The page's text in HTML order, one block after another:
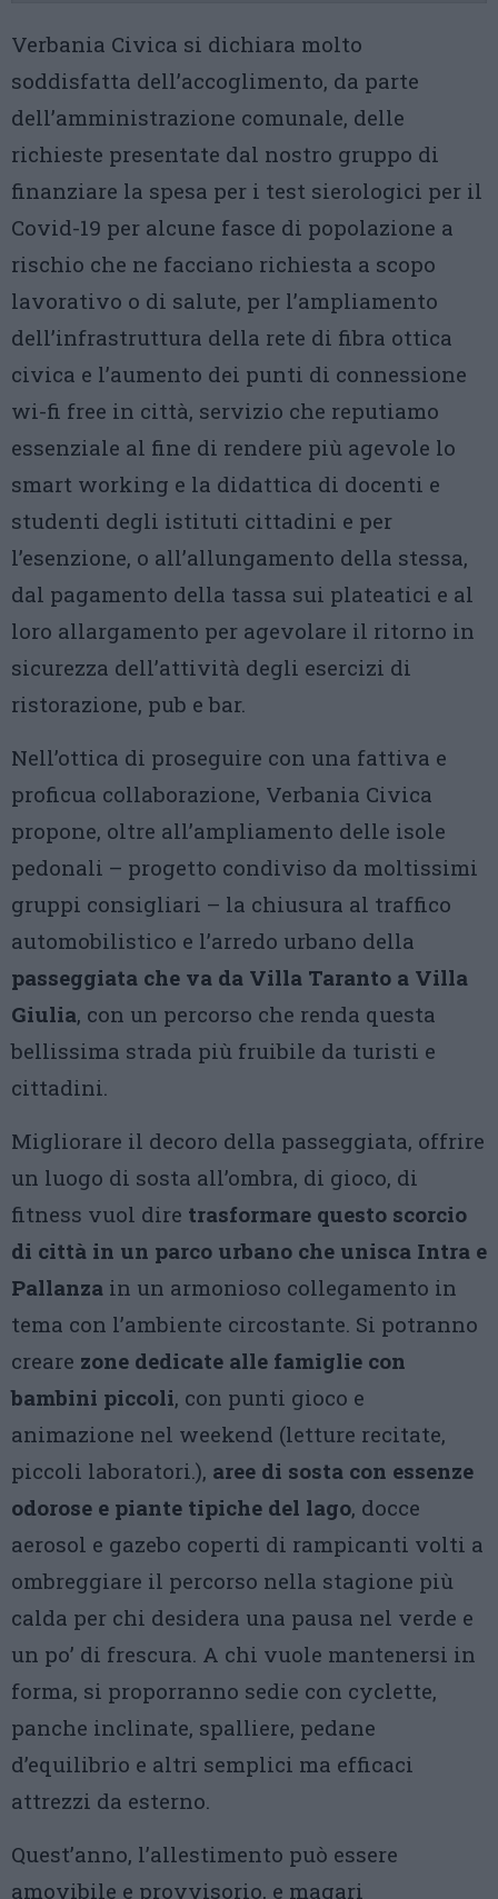
Verbania Civica si dichiara molto
soddisfatta dell’accoglimento, da parte
dell’amministrazione comunale, delle
richieste presentate dal nostro gruppo di
finanziare la spesa per i test sierologici per il
Covid-19 per alcune fasce di popolazione a
rischio che ne facciano richiesta a scopo
lavorativo o di salute, per l’ampliamento
dell’infrastruttura della rete di fibra ottica
civica e l’aumento dei punti di connessione
wi-fi free in città, servizio che reputiamo
essenziale al fine di rendere più agevole lo
smart working e la didattica di docenti e
studenti degli istituti cittadini e per
l’esenzione, o all’allungamento della stessa,
dal pagamento della tassa sui plateatici e al
loro allargamento per agevolare il ritorno in
sicurezza dell’attività degli esercizi di
ristorazione, pub e bar.
Nell’ottica di proseguire con una fattiva e
proficua collaborazione, Verbania Civica
propone, oltre all’ampliamento delle isole
pedonali – progetto condiviso da moltissimi
gruppi consigliari – la chiusura al traffico
automobilistico e l’arredo urbano della
passeggiata che va da Villa Taranto a Villa
Giulia, con un percorso che renda questa
bellissima strada più fruibile da turisti e
cittadini.
Migliorare il decoro della passeggiata, offrire
un luogo di sosta all’ombra, di gioco, di
fitness vuol dire trasformare questo scorcio
di città in un parco urbano che unisca Intra e
Pallanza in un armonioso collegamento in
tema con l’ambiente circostante. Si potranno
creare zone dedicate alle famiglie con
bambini piccoli, con punti gioco e
animazione nel weekend (letture recitate,
piccoli laboratori.), aree di sosta con essenze
odorose e piante tipiche del lago, docce
aerosol e gazebo coperti di rampicanti volti a
ombreggiare il percorso nella stagione più
calda per chi desidera una pausa nel verde e
un po’ di frescura. A chi vuole mantenersi in
forma, si proporranno sedie con cyclette,
panche inclinate, spalliere, pedane
d’equilibrio e altri semplici ma efficaci
attrezzi da esterno.
Quest’anno, l’allestimento può essere
amovibile e provvisorio, e magari